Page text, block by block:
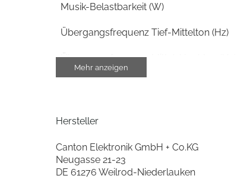
Musik-Belastbarkeit (W)
Übergangsfrequenz Tief-Mittelton (Hz)
Übergangsfrequenz Mittel-Hochton (Hz)
max. Impedanz (Ohm)
Mehr anzeigen
Hersteller
Canton Elektronik GmbH + Co.KG
Neugasse 21-23
DE 61276 Weilrod-Niederlauken